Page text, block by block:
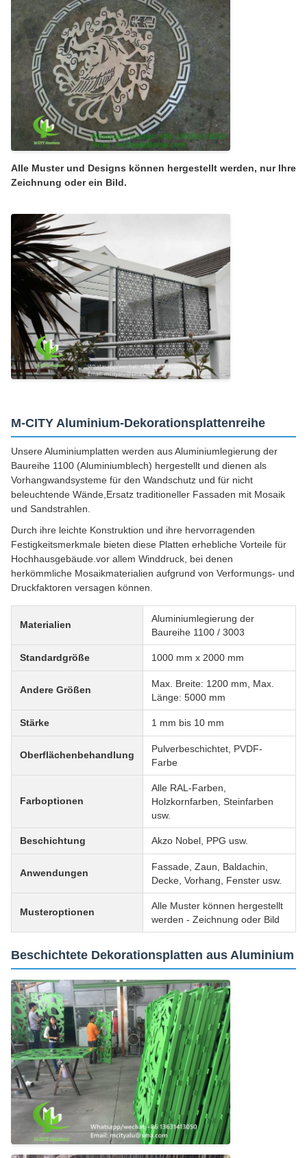
Alle Muster und Designs können hergestellt werden, nur Ihre
Zeichnung oder ein Bild.
M-CITY Aluminium-Dekorationsplattenreihe
Unsere Aluminiumplatten werden aus Aluminiumlegierung der
Baureihe 1100 (Aluminiumblech) hergestellt und dienen als
Vorhangwandsysteme für den Wandschutz und für nicht
beleuchtende Wände,Ersatz traditioneller Fassaden mit Mosaik
und Sandstrahlen.
Durch ihre leichte Konstruktion und ihre hervorragenden
Festigkeitsmerkmale bieten diese Platten erhebliche Vorteile für
Hochhausgebäude.vor allem Winddruck, bei denen
herkömmliche Mosaikmaterialien aufgrund von Verformungs- und
Druckfaktoren versagen können.
Materialien
Aluminiumlegierung der
Baureihe 1100 / 3003
Standardgröße 1000 mm x 2000 mm
Andere Größen
Max. Breite: 1200 mm, Max.
Länge: 5000 mm
Stärke 1 mm bis 10 mm
Oberflächenbehandlung
Pulverbeschichtet, PVDF-
Farbe
Farboptionen
Alle RAL-Farben,
Holzkornfarben, Steinfarben
usw.
Beschichtung Akzo Nobel, PPG usw.
Anwendungen
Fassade, Zaun, Baldachin,
Decke, Vorhang, Fenster usw.
Musteroptionen
Alle Muster können hergestellt
werden - Zeichnung oder Bild
Beschichtete Dekorationsplatten aus Aluminium